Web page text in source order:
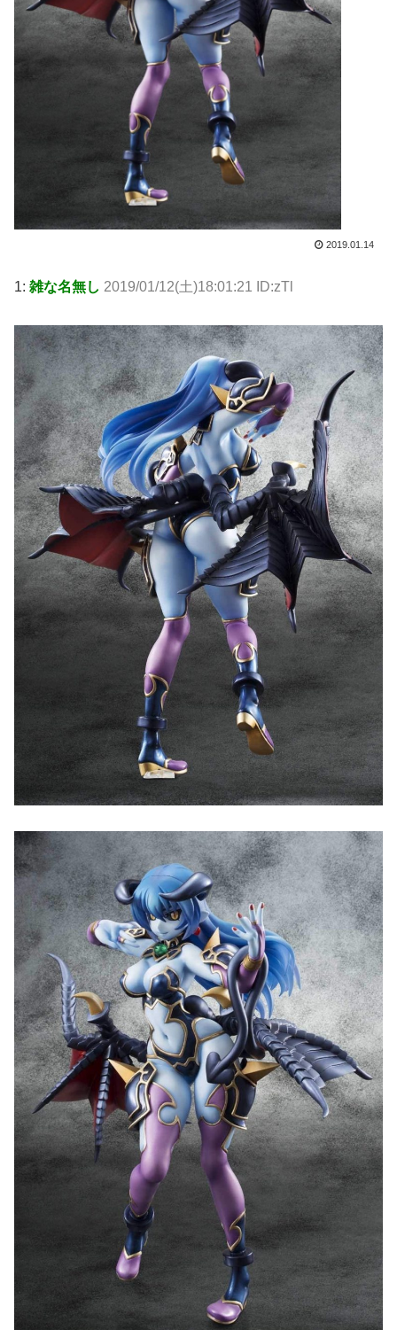
2019.01.14
1: 雑な名無し 2019/01/12(土)18:01:21 ID:zTl